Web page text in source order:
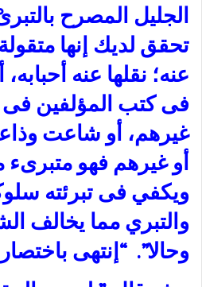
الجليل المصرح
تحقق لديك إنها
عنه؛ نقلها عنه
فى كتب المؤلفين فى
غيرهم، أو شاعت
أو غيرهم فهو
ويكفي فى تبرئته
والتبري مما يخالف
وحالا”. “إنتهى